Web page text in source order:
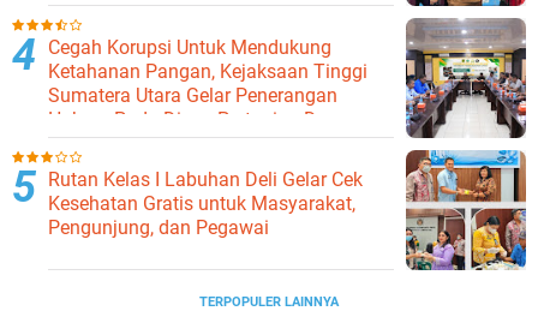
Cegah Korupsi Untuk Mendukung
Ketahanan Pangan, Kejaksaan Tinggi
Sumatera Utara Gelar Penerangan
Hukum Pada Dinas Pertanian Dan
Ketahanan Pangan
Rutan Kelas I Labuhan Deli Gelar Cek
Kesehatan Gratis untuk Masyarakat,
Pengunjung, dan Pegawai
TERPOPULER LAINNYA